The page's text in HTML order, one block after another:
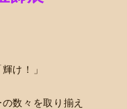
け！」
数々を取り揃え